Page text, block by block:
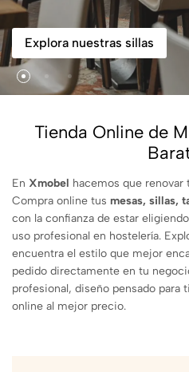
Explora nuestras sillas
Tienda Online de
En Xmobel hacemos que renovar
Compra online tus mesas, sillas,
con la confianza de estar
uso profesional en hostelería.
encuentra el estilo que mejor
pedido directamente en tu
profesional, diseño pensado para
online al mejor precio.